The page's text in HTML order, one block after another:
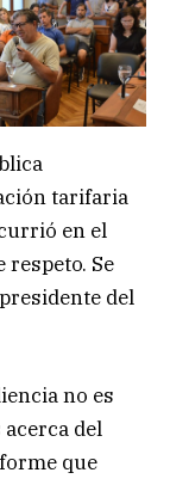
tarifaria
en el
Se
del
no es
del
que